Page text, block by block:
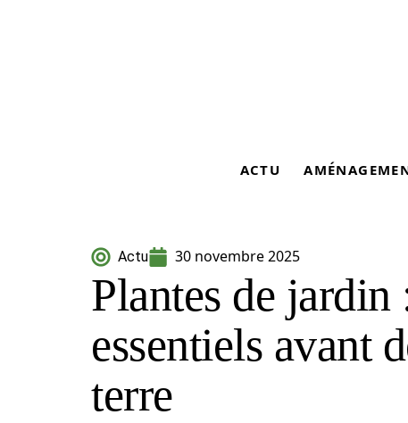
ACTU
Actu 30 novembre 2025
Plantes de jardin
essentiels avant
terre